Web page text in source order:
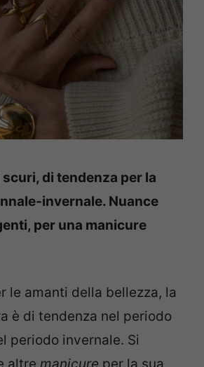
di tendenza per la
invernale. Nuance
per una manicure
le amanti della bellezza, la
è di tendenza nel periodo
periodo invernale. Si